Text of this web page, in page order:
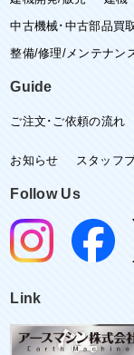
中古機械･中古部品買
整備/修理/メンテナン
Guide
ご注文･ご依頼の流れ
お知らせ スタッフ
Follow Us
Link